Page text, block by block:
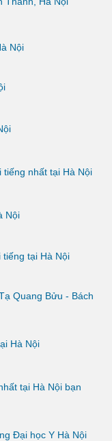
Nội
nhất tại Hà Nội
Nội
tại Hà Nội
Quang Bửu - Bách
Hà Nội
tại Hà Nội bạn
Đại học Y Hà Nội